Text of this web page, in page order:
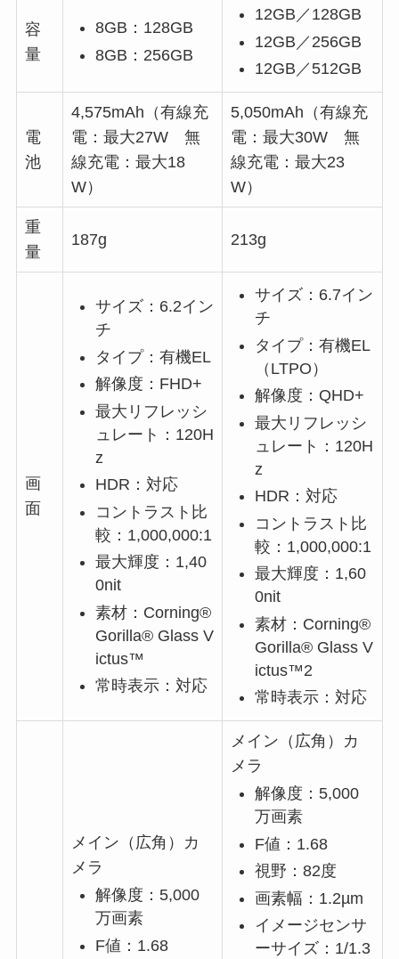
容
量
8GB：128GB
8GB：256GB
12GB／128GB
12GB／256GB
12GB／512GB
電
池
4,575mAh（有線充
電：最大27W 無
線充電：最大18
W）
5,050mAh（有線充
電：最大30W 無
線充電：最大23
W）
重
量
187g 213g
画
面
サイズ：6.2イン
チ
タイプ：有機EL
解像度：FHD+
最大リフレッシ
ュレート：120H
z
HDR：対応
コントラスト比
較：1,000,000:1
最大輝度：1,40
0nit
素材：Corning®
Gorilla® Glass V
ictus™
常時表示：対応
サイズ：6.7イン
チ
タイプ：有機EL
（LTPO）
解像度：QHD+
最大リフレッシ
ュレート：120H
z
HDR：対応
コントラスト比
較：1,000,000:1
最大輝度：1,60
0nit
素材：Corning®
Gorilla® Glass V
ictus™2
常時表示：対応
メイン（広角）カ
メラ
解像度：5,000
万画素
F値：1.68
メイン（広角）カ
メラ
解像度：5,000
万画素
F値：1.68
視野：82度
画素幅：1.2µm
イメージセンサ
ーサイズ：1/1.3